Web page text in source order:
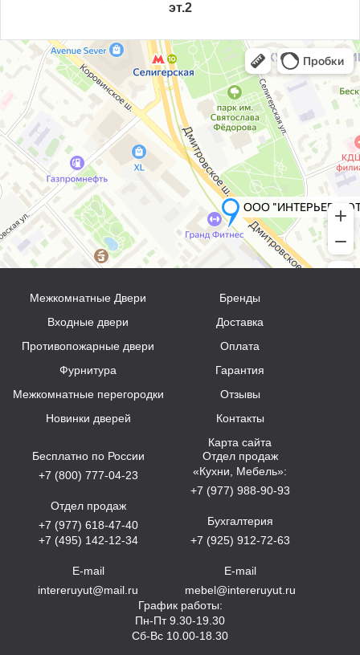
эт.2
Межкомнатные Двери
Входные двери
Противопожарные двери
Фурнитура
Межкомнатные перегородки
Новинки дверей
Бренды
Доставка
Оплата
Гарантия
Отзывы
Контакты
Карта сайта
Бесплатно по России
+7 (800) 777-04-23
Отдел продаж
+7 (977) 618-47-40
+7 (495) 142-12-34
E-mail
intereruyut@mail.ru
Отдел продаж
«Кухни, Мебель»:
+7 (977) 988-90-93
Бухгалтерия
+7 (925) 912-72-63
E-mail
mebel@intereruyut.ru
График работы:
Пн-Пт 9.30-19.30
Сб-Вс 10.00-18.30